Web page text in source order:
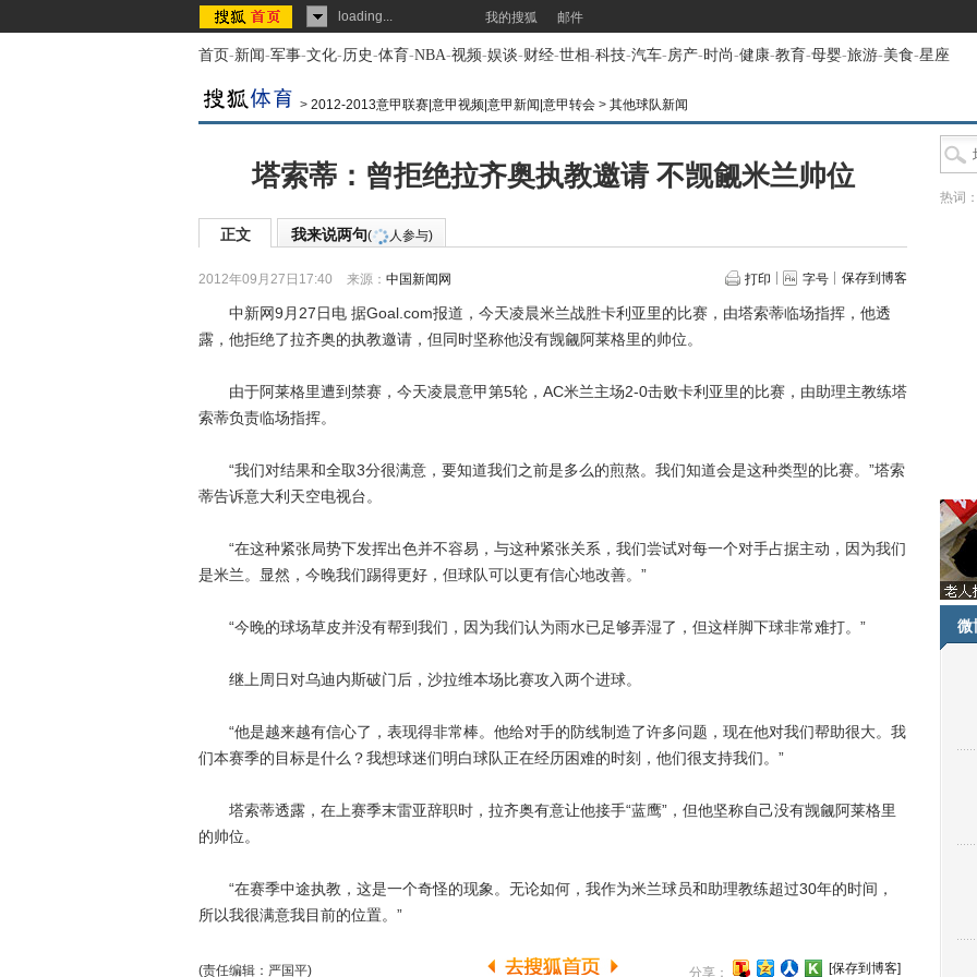
loading... 我的搜狐 邮件
首页-新闻-军事-文化-历史-体育-NBA-视频-娱谈-财经-世相-科技-汽车-房产-时尚-健康-教育-母婴-旅游-美食-星座
> 2012-2013意甲联赛|意甲视频|意甲新闻|意甲转会 > 其他球队新闻
塔索蒂：曾拒绝拉齐奥执教邀请 不觊觎米兰帅位
正文 我来说两句( 人参与)
2012年09月27日17:40 来源： 中国新闻网 打印 字号 保存到博客
中新网9月27日电 据Goal.com报道，今天凌晨米兰战胜卡利亚里的比赛，由塔索蒂临场指挥，他透
露，他拒绝了拉齐奥的执教邀请，但同时坚称他没有觊觎阿莱格里的帅位。
由于阿莱格里遭到禁赛，今天凌晨意甲第5轮，AC米兰主场2-0击败卡利亚里的比赛，由助理主教练塔
索蒂负责临场指挥。
“我们对结果和全取3分很满意，要知道我们之前是多么的煎熬。我们知道会是这种类型的比赛。”塔索
蒂告诉意大利天空电视台。
“在这种紧张局势下发挥出色并不容易，与这种紧张关系，我们尝试对每一个对手占据主动，因为我们
是米兰。显然，今晚我们踢得更好，但球队可以更有信心地改善。”
“今晚的球场草皮并没有帮到我们，因为我们认为雨水已足够弄湿了，但这样脚下球非常难打。”
继上周日对乌迪内斯破门后，沙拉维本场比赛攻入两个进球。
“他是越来越有信心了，表现得非常棒。他给对手的防线制造了许多问题，现在他对我们帮助很大。我
们本赛季的目标是什么？我想球迷们明白球队正在经历困难的时刻，他们很支持我们。”
塔索蒂透露，在上赛季末雷亚辞职时，拉齐奥有意让他接手“蓝鹰”，但他坚称自己没有觊觎阿莱格里
的帅位。
“在赛季中途执教，这是一个奇怪的现象。无论如何，我作为米兰球员和助理教练超过30年的时间，
所以我很满意我目前的位置。”
(责任编辑：严国平) 分享： [保存到博客]
热词
微